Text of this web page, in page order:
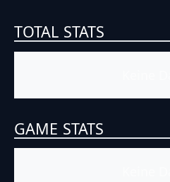
TOTAL STATS
GAME STATS